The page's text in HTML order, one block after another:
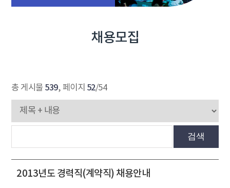
채용모집
총 게시물 539, 페이지 52/54
검색
2013년도 경력직(계약직) 채용안내